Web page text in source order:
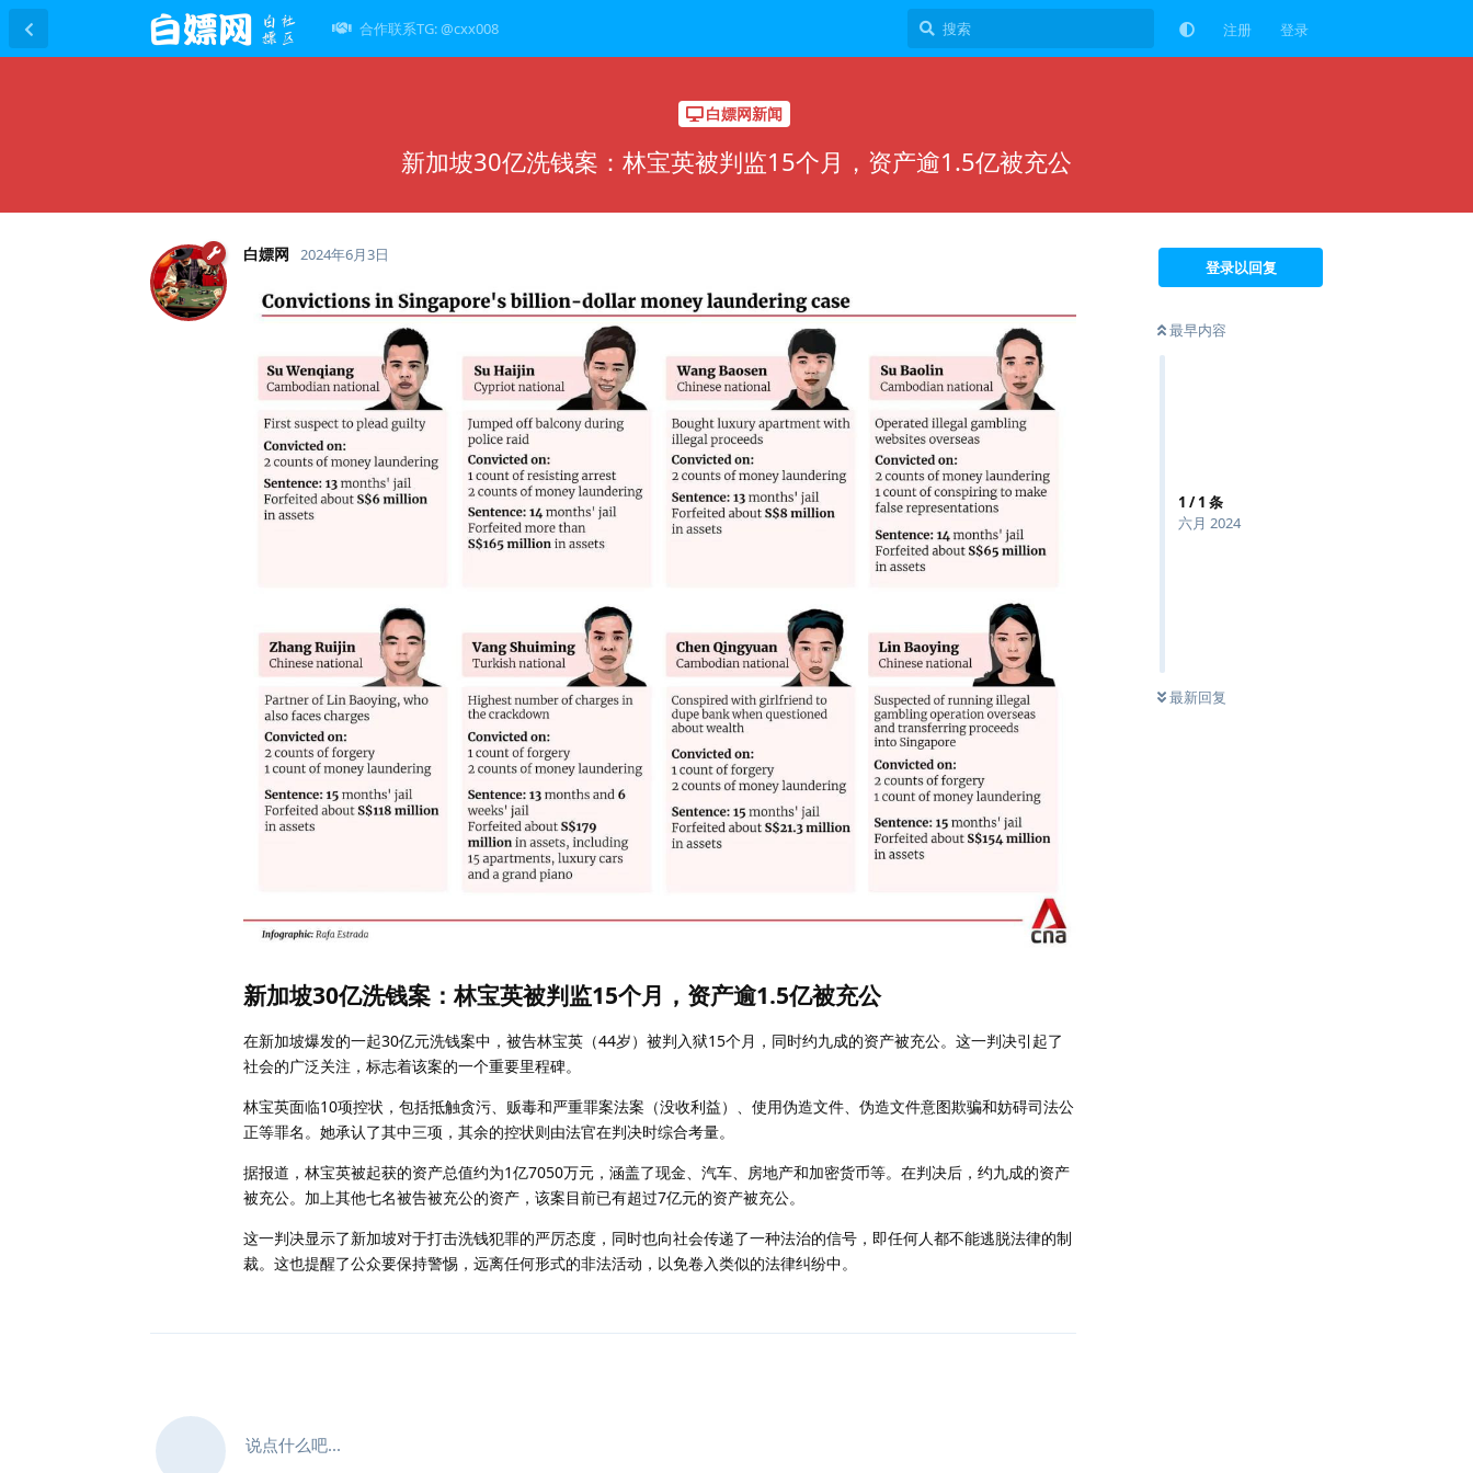
合作联系TG: @cxx008 注册 登录
白嫖网新闻
新加坡30亿洗钱案：林宝英被判监15个月，资产逾1.5亿被充公
登录以回复
最早内容
1 /1 条
六月 2024
最新回复
白嫖网 2024年6月3日
新加坡30亿洗钱案：林宝英被判监15个月，资产逾1.5亿被充公
在新加坡爆发的一起30亿元洗钱案中，被告林宝英（44岁）被判入狱15个月，同时约九成的资产被充公。这一判决引起了
社会的广泛关注，标志着该案的一个重要里程碑。
林宝英面临10项控状，包括抵触贪污、贩毒和严重罪案法案（没收利益）、使用伪造文件、伪造文件意图欺骗和妨碍司法公
正等罪名。她承认了其中三项，其余的控状则由法官在判决时综合考量。
据报道，林宝英被起获的资产总值约为1亿7050万元，涵盖了现金、汽车、房地产和加密货币等。在判决后，约九成的资产
被充公。加上其他七名被告被充公的资产，该案目前已有超过7亿元的资产被充公。
这一判决显示了新加坡对于打击洗钱犯罪的严厉态度，同时也向社会传递了一种法治的信号，即任何人都不能逃脱法律的制
裁。这也提醒了公众要保持警惕，远离任何形式的非法活动，以免卷入类似的法律纠纷中。
说点什么吧...